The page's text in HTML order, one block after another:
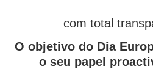
com total
O objetivo do Dia
o seu papel